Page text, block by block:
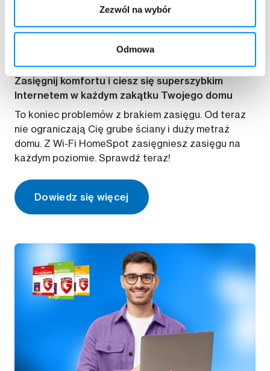
Zezwól na wybór
Odmowa
Wi-Fi HomeSpot
Zasięg w całym domu
Zasięgnij komfortu i ciesz się superszybkim
Internetem w każdym zakątku Twojego domu
To koniec problemów z brakiem zasięgu. Od teraz
nie ograniczają Cię grube ściany i duży metraż
domu. Z Wi-Fi HomeSpot zasięgniesz zasięgu na
każdym poziomie. Sprawdź teraz!
Dowiedz się więcej